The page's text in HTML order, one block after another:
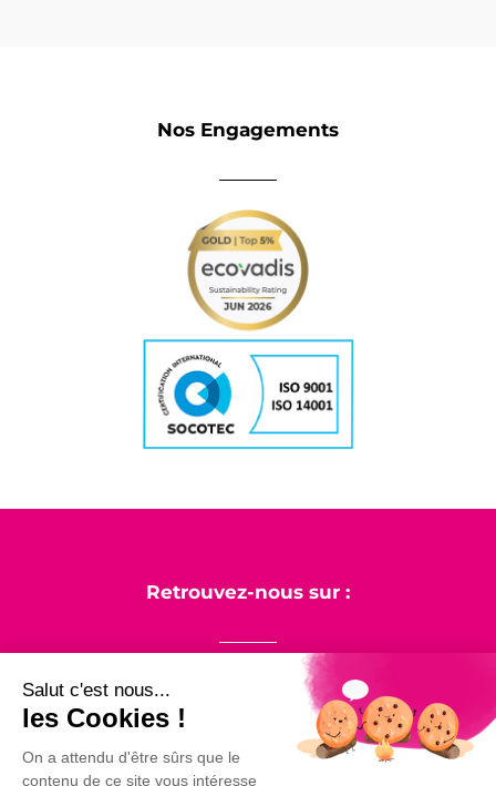
Nos Engagements
Retrouvez-nous sur :
LinkedInFacebookInstagram
Salut c'est nous...
les Cookies !
On a attendu d'être sûrs que le
contenu de ce site vous intéresse